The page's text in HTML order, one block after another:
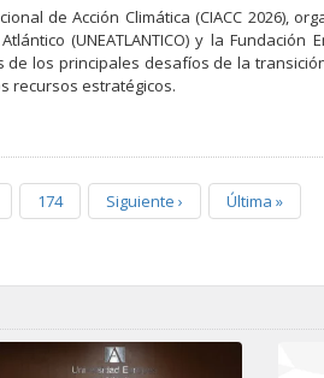
de Acción Climática (CIACC 2026),
(UNEATLANTICO) y la
los principales desafíos de la
recursos estratégicos.
174 Siguiente › Última »